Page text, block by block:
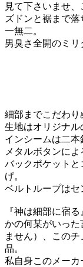
見て下さいませ、
ズドンと裾まで
一無二。
男臭さ全開のミリ
細部までこだわり
生地はオリジナル
インシームは二本
メタルボタンによ
バックポケットと
げ。
ベルトループはセ
『神は細部に宿
かの何某がいっ
ません）、この
品。
私自身このメー